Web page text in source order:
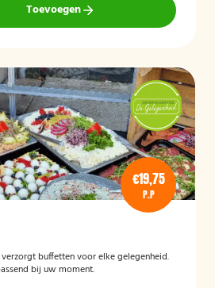
Toevoegen
€19,75
P.P
buffetten voor elke gelegenheid.
bij uw moment.